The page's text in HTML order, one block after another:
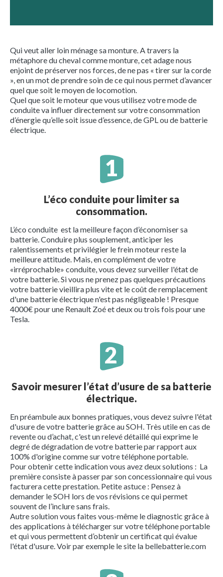
Qui veut aller loin ménage sa monture. A travers la
métaphore du cheval comme monture, cet adage nous
enjoint de préserver nos forces, de ne pas « tirer sur la corde
», en un mot de prendre soin de ce qui nous permet d’avancer
quel que soit le moyen de locomotion.
Quel que soit le moteur que vous utilisez votre mode de
conduite va influer directement sur votre consommation
d’énergie qu’elle soit issue d’essence, de GPL ou de batterie
électrique.
L’éco conduite pour limiter sa
consommation.
L’éco conduite est la meilleure façon d’économiser sa
batterie. Conduire plus souplement, anticiper les
ralentissements et privilégier le frein moteur reste la
meilleure attitude. Mais, en complément de votre
«irréprochable» conduite, vous devez surveiller l'état de
votre batterie. Si vous ne prenez pas quelques précautions
votre batterie vieillira plus vite et le coût de remplacement
d'une batterie électrique n'est pas négligeable ! Presque
4000€ pour une Renault Zoé et deux ou trois fois pour une
Tesla.
Savoir mesurer l’état d’usure de sa batterie
électrique.
En préambule aux bonnes pratiques, vous devez suivre l'état
d'usure de votre batterie grâce au SOH. Très utile en cas de
revente ou d’achat, c'est un relevé détaillé qui exprime le
degré de dégradation de votre batterie par rapport aux
100% d'origine comme sur votre téléphone portable.
Pour obtenir cette indication vous avez deux solutions : La
première consiste à passer par son concessionnaire qui vous
facturera cette prestation. Petite astuce : Pensez à
demander le SOH lors de vos révisions ce qui permet
souvent de l’inclure sans frais.
Autre solution vous faites vous-même le diagnostic grâce à
des applications à télécharger sur votre téléphone portable
et qui vous permettent d’obtenir un certificat qui évalue
l'état d'usure. Voir par exemple le site la bellebatterie.com